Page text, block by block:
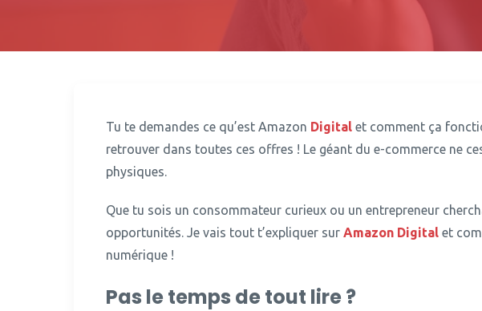
Tu te demandes ce qu’est Amazon Digital et comment ça
retrouver dans toutes ces offres ! Le géant du e-commerce ne
physiques.
Que tu sois un consommateur curieux ou un entrepreneur
opportunités. Je vais tout t’expliquer sur Amazon Digital et
numérique !
Pas le temps de tout lire ?